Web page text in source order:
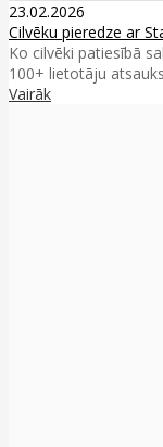
23.02.2026
Cilvēku pieredze ar
Ko cilvēki patiesībā
100+ lietotāju
Vairāk